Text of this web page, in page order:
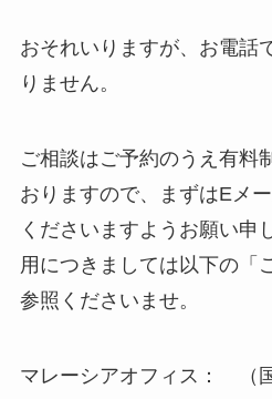
おそれいりますが、お電話
りません。
ご相談はご予約のうえ有料
おりますので、まずはEメ
くださいますようお願い申
用につきましては以下の「
参照くださいませ。
マレーシアオフィス： （